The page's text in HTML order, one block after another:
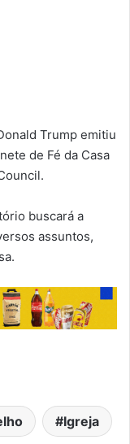
Trump emitiu
de Fé da Casa
buscará a
assuntos,
Igreja